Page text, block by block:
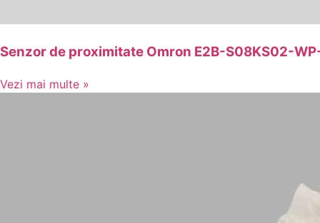
Senzor de proximitate Omron E2B-S08KS02-
Vezi mai multe »